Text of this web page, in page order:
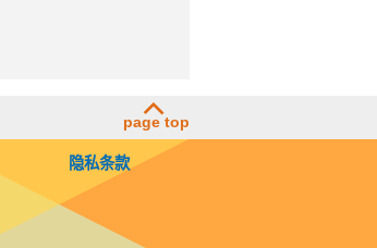
page top
隐私条款